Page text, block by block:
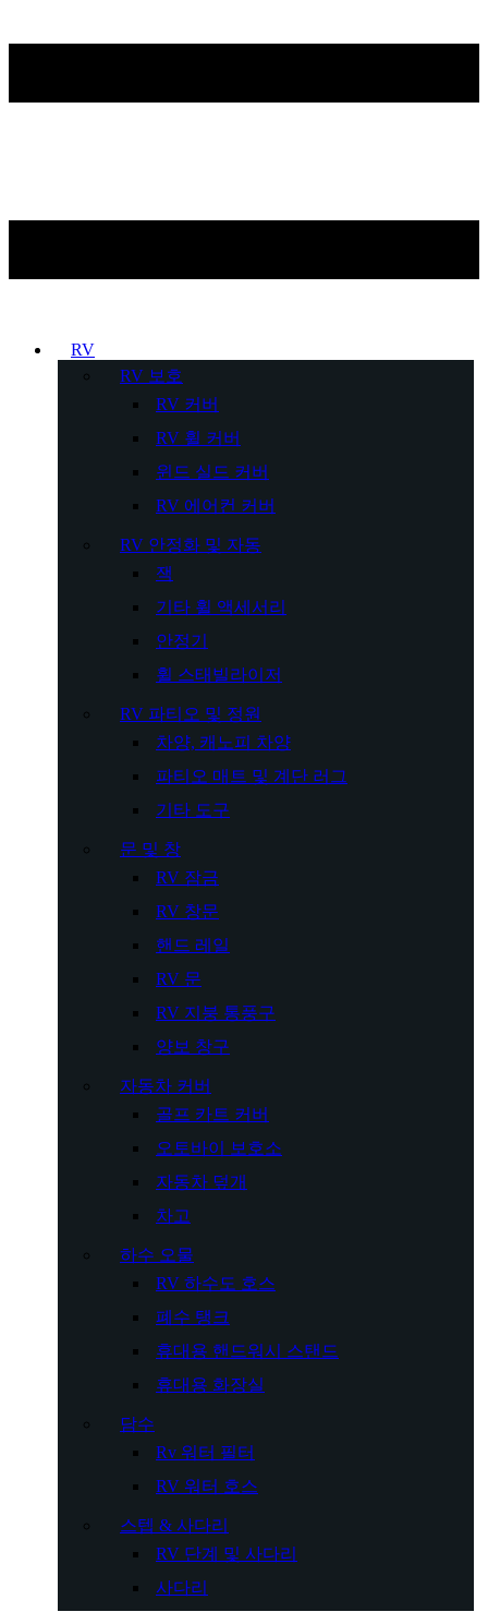
RV
RV 보호
RV 커버
RV 휠 커버
윈드 실드 커버
RV 에어컨 커버
RV 안정화 및 자동
잭
기타 휠 액세서리
안정기
휠 스태빌라이저
RV 파티오 및 정원
차양, 캐노피 차양
파티오 매트 및 계단 러그
기타 도구
문 및 창
RV 잠금
RV 창문
핸드 레일
RV 문
RV 지붕 통풍구
양보 창구
자동차 커버
골프 카트 커버
오토바이 보호소
자동차 덮개
차고
하수 오물
RV 하수도 호스
폐수 탱크
휴대용 핸드워시 스탠드
휴대용 화장실
담수
Rv 워터 필터
RV 워터 호스
스텝 & 사다리
RV 단계 및 사다리
사다리